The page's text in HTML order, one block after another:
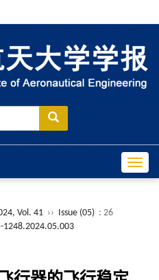
Vol. 41 ›› Issue (05) : 26
1248.2024.05.003